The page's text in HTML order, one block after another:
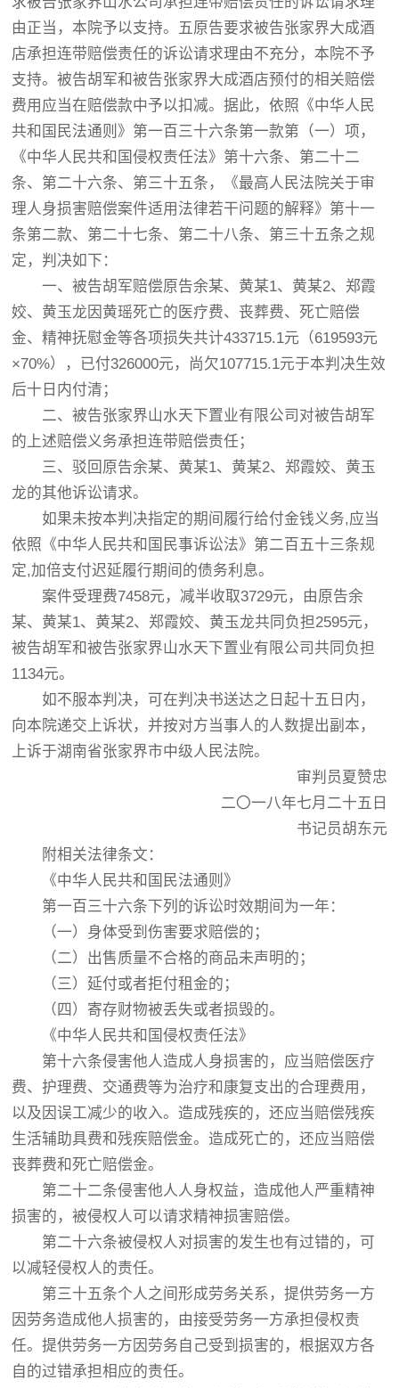
由正当，本院予以支持。五原告要求被告张家界大成酒
店承担连带赔偿责任的诉讼请求理由不充分，本院不予
支持。被告胡军和被告张家界大成酒店预付的相关赔偿
费用应当在赔偿款中予以扣减。据此，依照《中华人民
共和国民法通则》第一百三十六条第一款第（一）项，
《中华人民共和国侵权责任法》第十六条、第二十二
条、第二十六条、第三十五条，《最高人民法院关于审
理人身损害赔偿案件适用法律若干问题的解释》第十一
条第二款、第二十七条、第二十八条、第三十五条之规
定，判决如下：
一、被告胡军赔偿原告余某、黄某1、黄某2、郑霞
姣、黄玉龙因黄瑶死亡的医疗费、丧葬费、死亡赔偿
金、精神抚慰金等各项损失共计433715.1元（619593元
×70%），已付326000元，尚欠107715.1元于本判决生效
后十日内付清；
二、被告张家界山水天下置业有限公司对被告胡军
的上述赔偿义务承担连带赔偿责任；
三、驳回原告余某、黄某1、黄某2、郑霞姣、黄玉
龙的其他诉讼请求。
如果未按本判决指定的期间履行给付金钱义务,应当
依照《中华人民共和国民事诉讼法》第二百五十三条规
定,加倍支付迟延履行期间的债务利息。
案件受理费7458元，减半收取3729元，由原告余
某、黄某1、黄某2、郑霞姣、黄玉龙共同负担2595元，
被告胡军和被告张家界山水天下置业有限公司共同负担
1134元。
如不服本判决，可在判决书送达之日起十五日内，
向本院递交上诉状，并按对方当事人的人数提出副本，
上诉于湖南省张家界市中级人民法院。
审判员夏赞忠
二〇一八年七月二十五日
书记员胡东元
附相关法律条文：
《中华人民共和国民法通则》
第一百三十六条下列的诉讼时效期间为一年：
（一）身体受到伤害要求赔偿的；
（二）出售质量不合格的商品未声明的；
（三）延付或者拒付租金的；
（四）寄存财物被丢失或者损毁的。
《中华人民共和国侵权责任法》
第十六条侵害他人造成人身损害的，应当赔偿医疗
费、护理费、交通费等为治疗和康复支出的合理费用，
以及因误工减少的收入。造成残疾的，还应当赔偿残疾
生活辅助具费和残疾赔偿金。造成死亡的，还应当赔偿
丧葬费和死亡赔偿金。
第二十二条侵害他人人身权益，造成他人严重精神
损害的，被侵权人可以请求精神损害赔偿。
第二十六条被侵权人对损害的发生也有过错的，可
以减轻侵权人的责任。
第三十五条个人之间形成劳务关系，提供劳务一方
因劳务造成他人损害的，由接受劳务一方承担侵权责
任。提供劳务一方因劳务自己受到损害的，根据双方各
自的过错承担相应的责任。